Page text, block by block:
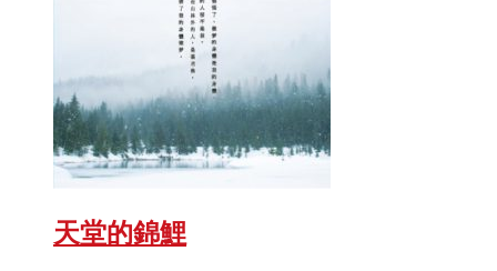
天堂的錦鯉